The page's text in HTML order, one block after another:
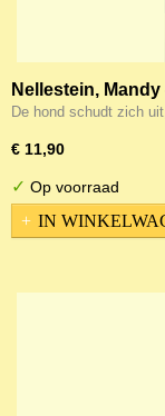
Nellestein,
De hond schudt zich
€ 11,90
✓ Op voorraad
IN